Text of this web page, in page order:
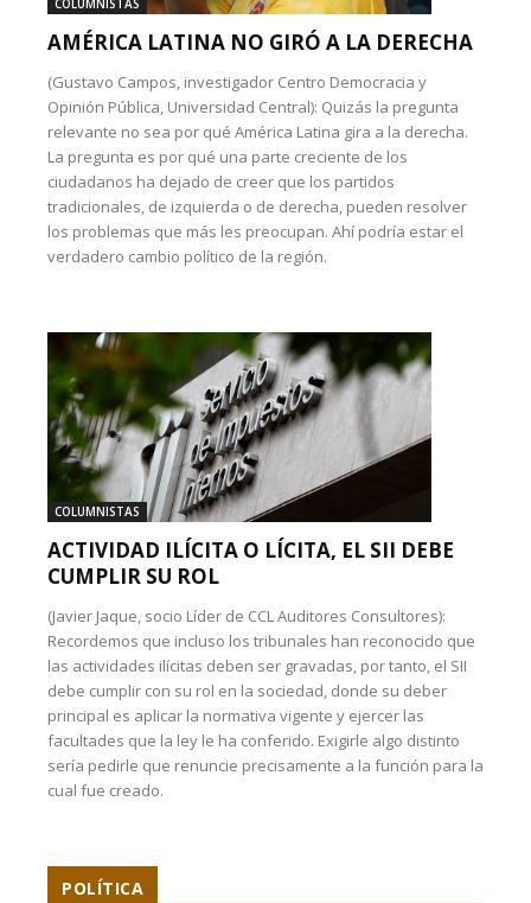
COLUMNISTAS
AMÉRICA LATINA NO GIRÓ A LA DERECHA
(Gustavo Campos, investigador Centro Democracia y
Opinión Pública, Universidad Central): Quizás la pregunta
relevante no sea por qué América Latina gira a la derecha.
La pregunta es por qué una parte creciente de los
ciudadanos ha dejado de creer que los partidos
tradicionales, de izquierda o de derecha, pueden resolver
los problemas que más les preocupan. Ahí podría estar el
verdadero cambio político de la región.
COLUMNISTAS
ACTIVIDAD ILÍCITA O LÍCITA, EL SII DEBE
CUMPLIR SU ROL
(Javier Jaque, socio Líder de CCL Auditores Consultores):
Recordemos que incluso los tribunales han reconocido que
las actividades ilícitas deben ser gravadas, por tanto, el SII
debe cumplir con su rol en la sociedad, donde su deber
principal es aplicar la normativa vigente y ejercer las
facultades que la ley le ha conferido. Exigirle algo distinto
sería pedirle que renuncie precisamente a la función para la
cual fue creado.
POLÍTICA